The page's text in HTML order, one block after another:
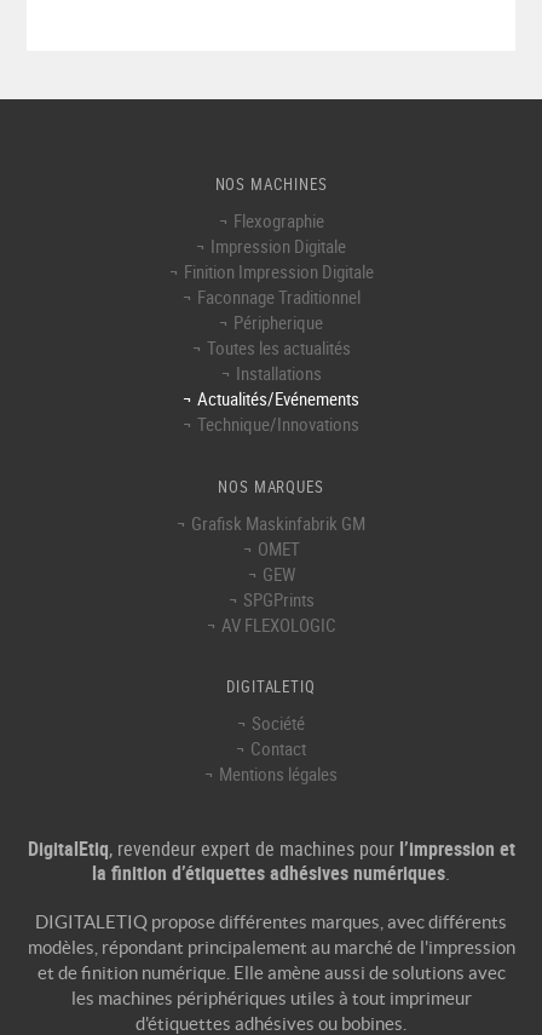
NOS MACHINES
Flexographie
Impression Digitale
Finition Impression Digitale
Faconnage Traditionnel
Péripherique
Toutes les actualités
Installations
Actualités/Evénements
Technique/Innovations
NOS MARQUES
Grafisk Maskinfabrik GM
OMET
GEW
SPGPrints
AV FLEXOLOGIC
DIGITALETIQ
Société
Contact
Mentions légales
DigitalEtiq, revendeur expert de machines pour l’impression et
la finition d’étiquettes adhésives numériques.
DIGITALETIQ propose différentes marques, avec différents
modèles, répondant principalement au marché de l'impression
et definition numérique. Elle amène aussi de solutions avec
les machines périphériques utiles à tout imprimeur
d'étiquettes adhésives ou bobines.